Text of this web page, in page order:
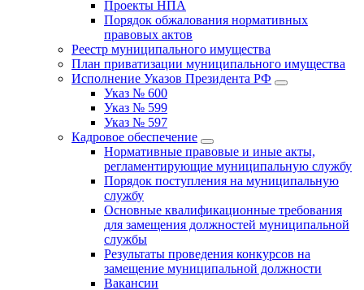
Проекты НПА
Порядок обжалования нормативных
правовых актов
Реестр муниципального имущества
План приватизации муниципального имущества
Исполнение Указов Президента РФ
Указ № 600
Указ № 599
Указ № 597
Кадровое обеспечение
Нормативные правовые и иные акты,
регламентирующие муниципальную службу
Порядок поступления на муниципальную
службу
Основные квалификационные требования
для замещения должностей муниципальной
службы
Результаты проведения конкурсов на
замещение муниципальной должности
Вакансии